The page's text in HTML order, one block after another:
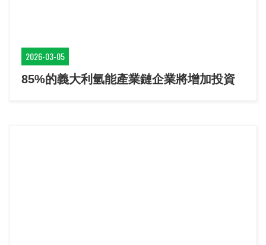
2026-03-05
85%的義大利氫能產業鏈企業將增加投資